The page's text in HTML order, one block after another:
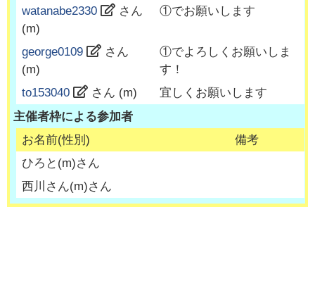
watanabe2330
さん
(m)
①でお願いします
george0109
さん
(m)
①でよろしくお願いしま
す！
to153040
さん (m)
宜しくお願いします
主催者枠による参加者
お名前(性別)
備考
ひろと (m)さん
西川さん(m)さん